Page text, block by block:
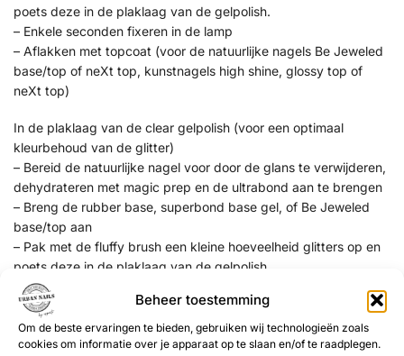
Beheer toestemming
Om de beste ervaringen te bieden, gebruiken wij technologieën zoals
cookies om informatie over je apparaat op te slaan en/of te raadplegen.
poets deze in de plaklaag van de gelpolish.
– Enkele seconden fixeren in de lamp
– Aflakken met topcoat (voor de natuurlijke nagels Be Jeweled
base/top of neXt top, kunstnagels high shine, glossy top of
neXt top)
In de plaklaag van de clear gelpolish (voor een optimaal
kleurbehoud van de glitter)
– Bereid de natuurlijke nagel voor door de glans te verwijderen,
dehydrateren met magic prep en de ultrabond aan te brengen
– Breng de rubber base, superbond base gel, of Be Jeweled
base/top aan
– Pak met de fluffy brush een kleine hoeveelheid glitters op en
poets deze in de plaklaag van de gelpolish.
– Enkele seconden fixeren in de lamp
– Breng de rubber base, superbond base gel, of Be Jeweled
base/top aan
– Pak met de fluffy brush een kleine hoeveelheid glitters op en